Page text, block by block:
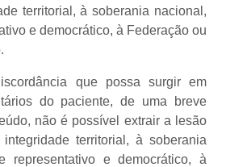
territorial, à soberania nacional,
e democrático, à Federação ou
que possa surgir em
do paciente, de uma breve
não é possível extrair a lesão
territorial, à soberania
representativo e democrático, à